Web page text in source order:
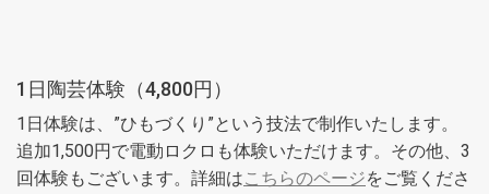
1日陶芸体験（4,800円）
1日体験は、”ひもづくり”という技法で制作いたします。
追加1,500円で電動ロクロも体験いただけます。その他、3
回体験もございます。詳細はこちらのページをご覧くださ